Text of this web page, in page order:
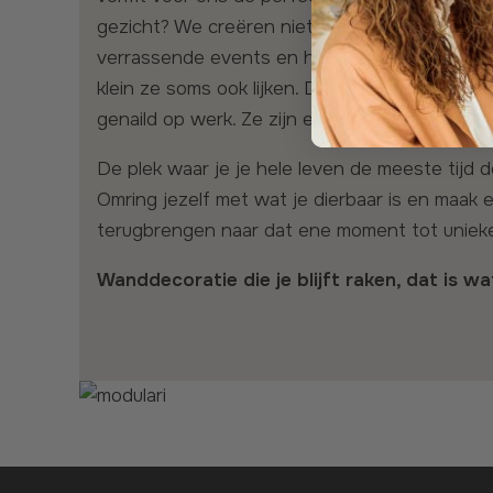
gezicht? We creëren niet alleen de mooiste
verrassende events en hebben nog zoveel
klein ze soms ook lijken. Dat warme bad na
genaild op werk. Ze zijn er iedere dag, als je
De plek waar je je hele leven de meeste tijd doorbrengt is je huis. Daarom is het onze missie om een extra warm thuisgevoel te creëren voor jou.
Omring jezelf met wat je dierbaar is en maak
terugbrengen naar dat ene moment tot
Wanddecoratie die je blijft raken, dat is